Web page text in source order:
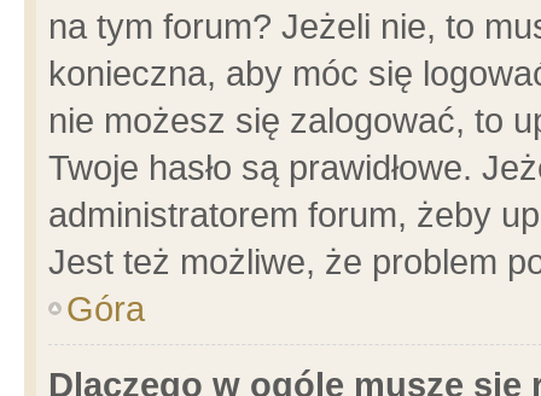
na tym forum? Jeżeli nie, to
konieczna, aby móc się
nie możesz się zalogować, to
Twoje hasło są prawidłowe.
administratorem forum, żeby
Jest też możliwe, że problem
Góra
Dlaczego w ogóle muszę się